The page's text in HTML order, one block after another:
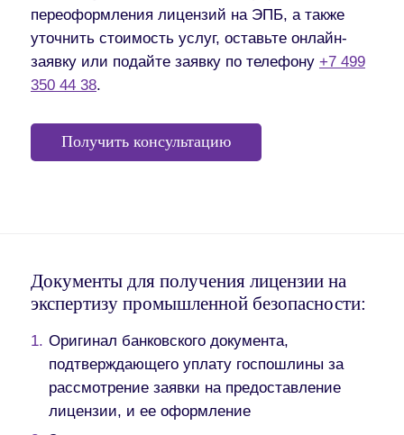
переоформления лицензий на ЭПБ, а также
уточнить стоимость услуг, оставьте онлайн-
заявку или подайте заявку по телефону +7 499
350 44 38.
Получить консультацию
Документы для получения лицензии на
экспертизу промышленной безопасности:
Оригинал банковского документа,
подтверждающего уплату госпошлины за
рассмотрение заявки на предоставление
лицензии, и ее оформление